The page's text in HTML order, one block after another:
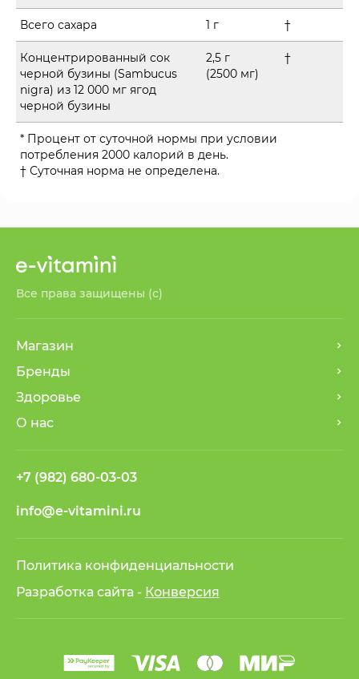
Всего сахара 1 г †
Концентрированный сок
черной бузины (Sambucus
nigra) из 12 000 мг ягод
черной бузины
2,5 г
(2500 мг)
†
* Процент от суточной нормы при условии
потребления 2000 калорий в день.
† Суточная норма не определена.
Все права защищены (с)
Магазин
Бренды
Здоровье
О нас
+7 (982) 680-03-03
info@e-vitamini.ru
Политика конфиденциальности
Разработка сайта - Конверсия